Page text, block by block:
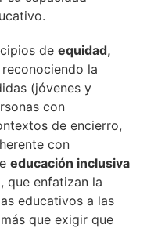
de equidad,
reconociendo la
(jóvenes y
con
de encierro,
con
educación inclusiva
que enfatizan la
educativos a las
que exigir que